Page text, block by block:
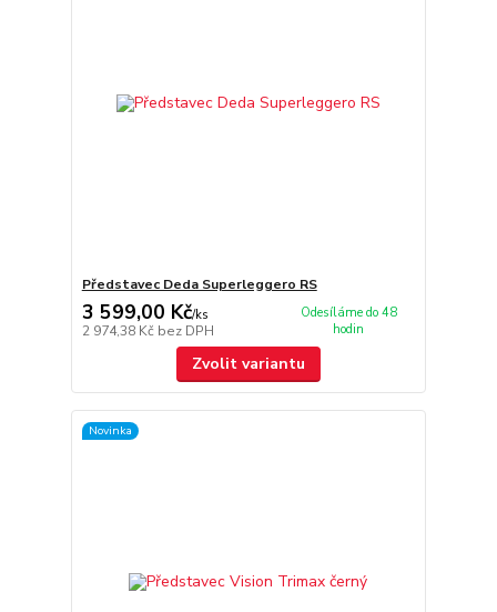
Představec Deda Superleggero RS
3 599,00 Kč/ks
2 974,38 Kč bez DPH
Odesíláme do 48
hodin
Zvolit variantu
Novinka